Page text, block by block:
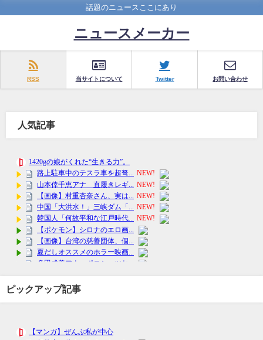
話題のニュースここにあり
ニュースメーカー
RSS 当サイトについて Twitter お問い合わせ
人気記事
ピックアップ記事